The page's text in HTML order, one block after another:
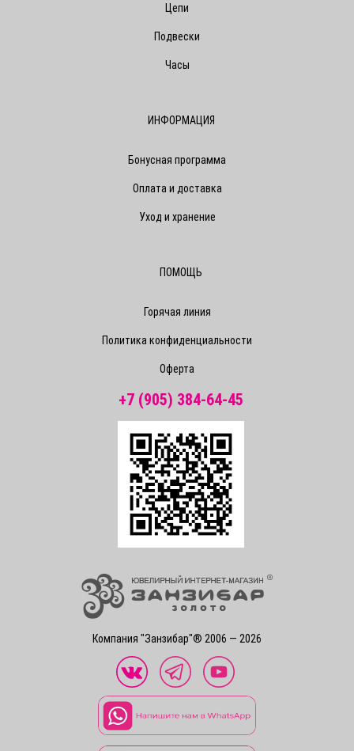
Компания "Занзибар"® 2006 — 2026
Цепи
Подвески
Часы
ИНФОРМАЦИЯ
Бонусная программа
Оплата и доставка
Уход и хранение
ПОМОЩЬ
Горячая линия
Политика конфиденциальности
Оферта
+7 (905) 384-64-45